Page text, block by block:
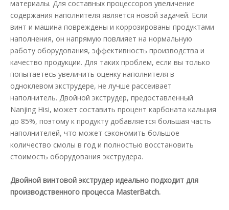
материалы. Для составных процессоров увеличение
содержания наполнителя является новой задачей. Если
винт и машина повреждены и коррозированы продуктами
наполнения, он напрямую повлияет на нормальную
работу оборудования, эффективность производства и
качество продукции. Для таких проблем, если вы только
попытаетесь увеличить оценку наполнителя в
одноклевом экструдере, не лучше рассеивает
наполнитель. Двойной экструдер, предоставленный
Nanjing Hisi, может составить процент карбоната кальция
до 85%, поэтому к продукту добавляется большая часть
наполнителей, что может сэкономить большое
количество смолы в год и полностью восстановить
стоимость оборудования экструдера.
Двойной винтовой экструдер идеально подходит для
производственного процесса MasterBatch.